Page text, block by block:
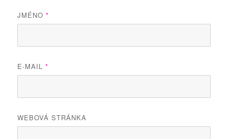
JMÉNO*
E-MAIL*
WEBOVÁ STRÁNKA